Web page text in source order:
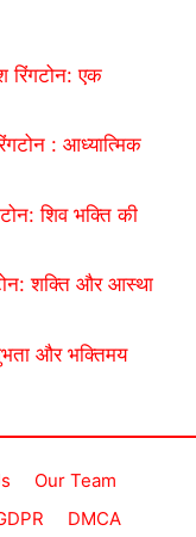
एक
: आध्यात्मिक
शिव भक्ति की
शक्ति और आस्था
और भक्तिमय
Our Team
DMCA